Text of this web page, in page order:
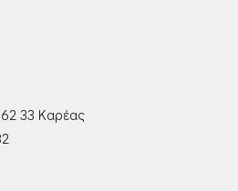
33 Καρέας